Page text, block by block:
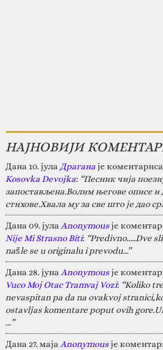
НАЈНОВИЈИ
Дана 10. јула Драганаје
Kosovka Devojka: “Песник чија
запостављена.Волим његове описе
стихове.Хвала му за све што је дао
Дана 09. јула Anonymousје
Nije Mi Strasno Biti: “Predivno.....Dve
našle se u originalu i prevodu...”
Дана 28. јуна Anonymousје
Vuco Moj Otac Tramvaj Vozi: “Koliko
nevaspitan pa da na ovakvoj
ostavljas komentare poput ovih
…”
Дана 27. маја Anonymousје